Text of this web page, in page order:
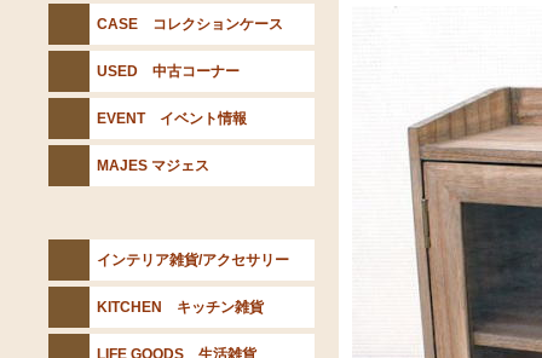
CASE コレクションケース
USED 中古コーナー
EVENT イベント情報
MAJES マジェス
インテリア雑貨/アクセサリー
KITCHEN キッチン雑貨
LIFE GOODS 生活雑貨